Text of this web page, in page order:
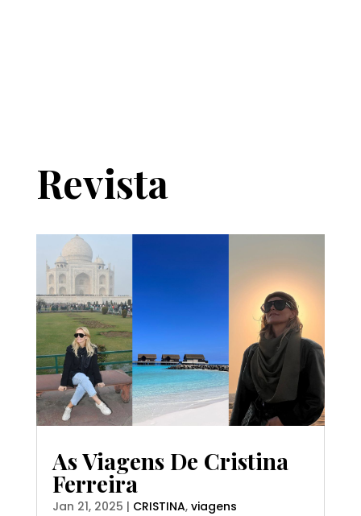
Revista
As Viagens De Cristina
Ferreira
Jan 21, 2025 | CRISTINA, viagens